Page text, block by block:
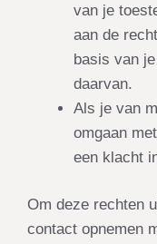
van je
aan de
basis van
daarvan.
Als je van
omgaan
een klacht
Om deze rechten
contact opnemen